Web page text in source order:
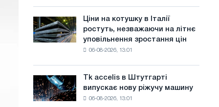
а
й
т
року
радянської
авіації
Великої
Вітчизняної
війни
Ціни
на
котушку
незважаючи
на
Ціни на котушку в Італії
ростуть, незважаючи на літнє
уповільнення зростання цін
06-08-2026, 13:01
Tk
accelis
в
Tk accelis в Штутгарті
випускає нову ріжучу машину
06-08-2026, 13:01